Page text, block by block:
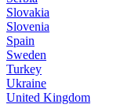
Slovakia
Slovenia
Spain
Sweden
Turkey
Ukraine
United Kingdom